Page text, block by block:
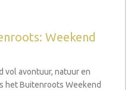
Weekend
vol avontuur, natuur en
het Buitenroots Weekend